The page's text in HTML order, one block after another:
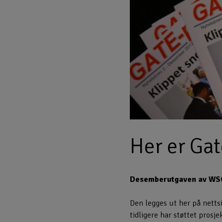
Her er
Desemberutgaven av
Den legges ut her på
tidligere har støttet